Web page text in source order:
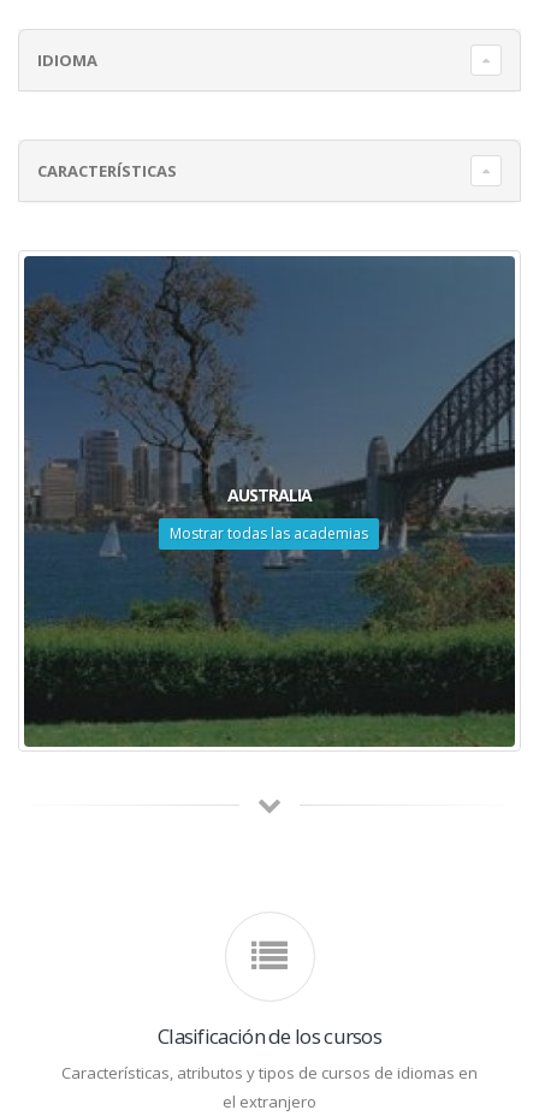
IDIOMA
CARACTERÍSTICAS
AUSTRALIA
Mostrar todas las academias
Clasificación de los cursos
Características, atributos y tipos de cursos de idiomas en
el extranjero